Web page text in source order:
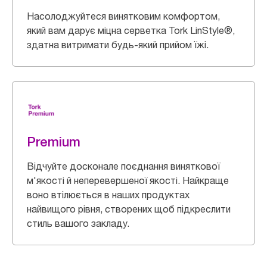
Насолоджуйтеся винятковим комфортом,
який вам дарує міцна серветка Tork LinStyle®,
здатна витримати будь-який прийом їжі.
Premium
Відчуйте досконале поєднання виняткової
м'якості й неперевершеної якості. Найкраще
воно втілюється в наших продуктах
найвищого рівня, створених щоб підкреслити
стиль вашого закладу.